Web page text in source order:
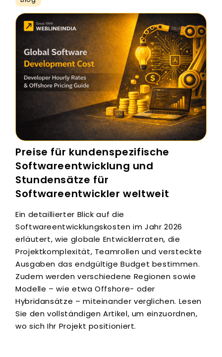
Preise für kundenspezifische
Softwareentwicklung und
Stundensätze für
Softwareentwickler weltweit
Ein detaillierter Blick auf die
Softwareentwicklungskosten im Jahr 2026
erläutert, wie globale Entwicklerraten, die
Projektkomplexität, Teamrollen und versteckte
Ausgaben das endgültige Budget bestimmen.
Zudem werden verschiedene Regionen sowie
Modelle – wie etwa Offshore- oder
Hybridansätze – miteinander verglichen. Lesen
Sie den vollständigen Artikel, um einzuordnen,
wo sich Ihr Projekt positioniert.